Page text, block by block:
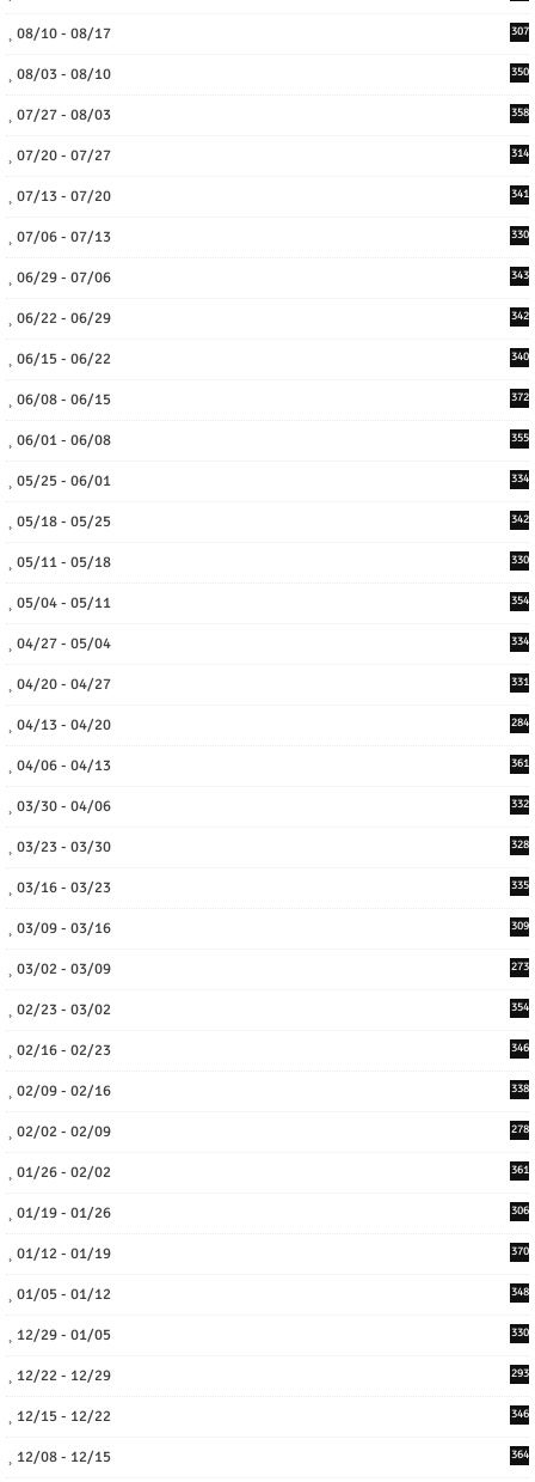
08/10 - 08/17 307
08/03 - 08/10 350
07/27 - 08/03 358
07/20 - 07/27 314
07/13 - 07/20 341
07/06 - 07/13 330
06/29 - 07/06 343
06/22 - 06/29 342
06/15 - 06/22 340
06/08 - 06/15 372
06/01 - 06/08 355
05/25 - 06/01 334
05/18 - 05/25 342
05/11 - 05/18 330
05/04 - 05/11 354
04/27 - 05/04 334
04/20 - 04/27 331
04/13 - 04/20 284
04/06 - 04/13 361
03/30 - 04/06 332
03/23 - 03/30 328
03/16 - 03/23 335
03/09 - 03/16 309
03/02 - 03/09 273
02/23 - 03/02 354
02/16 - 02/23 346
02/09 - 02/16 338
02/02 - 02/09 278
01/26 - 02/02 361
01/19 - 01/26 306
01/12 - 01/19 370
01/05 - 01/12 348
12/29 - 01/05 330
12/22 - 12/29 293
12/15 - 12/22 346
12/08 - 12/15 364